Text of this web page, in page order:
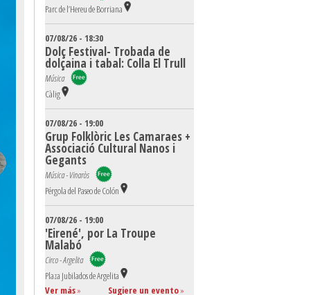
Parc de l’Hereu de Borriana
07/08/26 - 18:30
Dolç Festival- Trobada de
dolçaina i tabal: Colla El Trull
Música
Càlig
07/08/26 - 19:00
Grup Folklòric Les Camaraes +
Associació Cultural Nanos i
Gegants
Música - Vinaròs
Pérgola del Paseo de Colón
07/08/26 - 19:00
'Eirené', por La Troupe
Malabó
Circo - Argelita
Plaza Jubilados de Argelita
Ver más» Sugiere un evento»